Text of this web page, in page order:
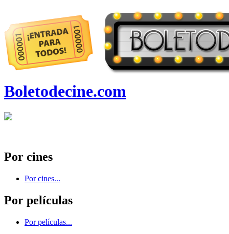
Boletodecine.com
Por cines
Por cines...
Por películas
Por películas...